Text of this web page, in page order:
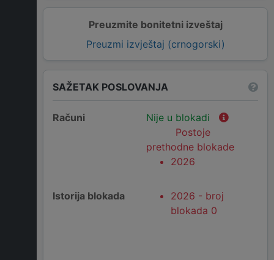
Preuzmite bonitetni izveštaj
Preuzmi izvještaj (crnogorski)
SAŽETAK POSLOVANJA
Računi
Nije u blokadi
Postoje
prethodne blokade
2026
Istorija blokada
2026 - broj
blokada 0